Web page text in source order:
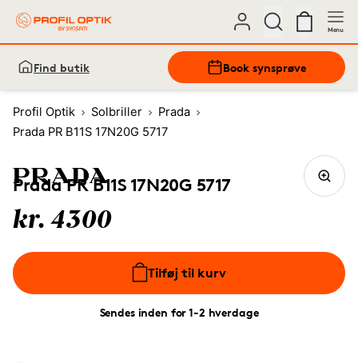
Menu
Find butik Book synsprøve
Profil Optik Solbriller
Prada
Prada PR B11S 17N20G 5717
Prada PR B11S 17N20G 5717
kr. 4300
Tilføj til kurv
Sendes inden for 1-2 hverdage